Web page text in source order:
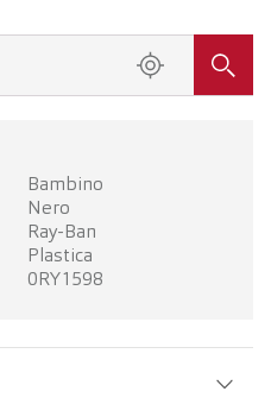
Bambino
Nero
Ray-Ban
Plastica
0RY1598